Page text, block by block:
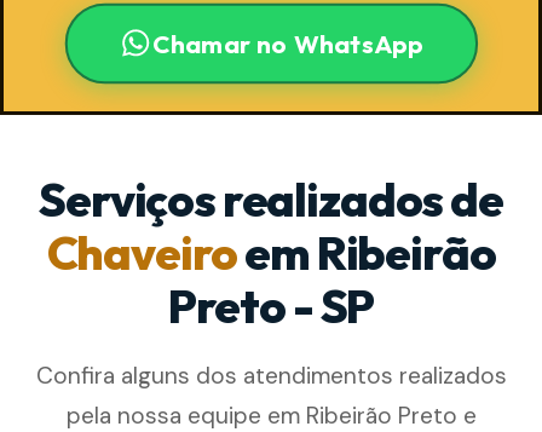
Chamar no WhatsApp
Serviços realizados de
Chaveiroem Ribeirão
Preto - SP
Confira alguns dos atendimentos realizados
pela nossa equipe em Ribeirão Preto e